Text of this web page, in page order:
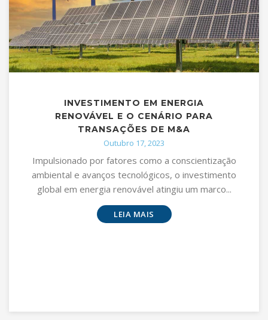
INVESTIMENTO EM ENERGIA
RENOVÁVEL E O CENÁRIO PARA
TRANSAÇÕES DE M&A
Outubro 17, 2023
Impulsionado por fatores como a conscientização
ambiental e avanços tecnológicos, o investimento
global em energia renovável atingiu um marco...
LEIA MAIS